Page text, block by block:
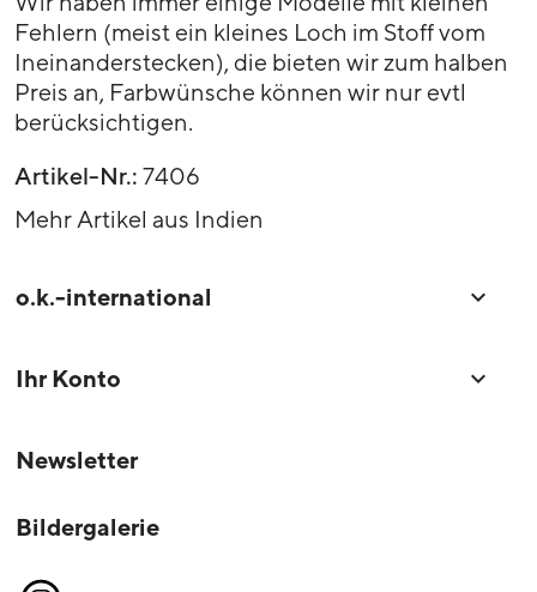
Fehlern (meist ein kleines Loch im Stoff vom
Ineinanderstecken), die bieten wir zum halben
Preis an, Farbwünsche können wir nur evtl
berücksichtigen.
Artikel-Nr.: 7406
Mehr Artikel aus Indien
o.k.-international 
Ihr Konto 
Newsletter
Bildergalerie